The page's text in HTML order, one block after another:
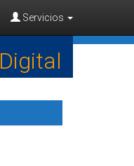
Servicios
Digital